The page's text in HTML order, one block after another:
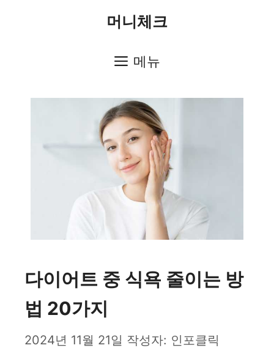
머니체크
메뉴
다이어트 중 식욕 줄이는 방
법 20가지
2024년 11월 21일 작성자: 인포클릭